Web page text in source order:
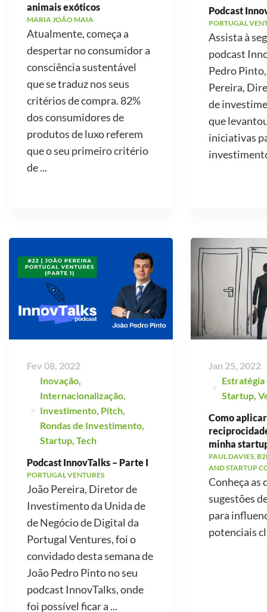
animais exóticos
MARIA JOÃO MAIA
Atualmente, começa a
despertar no consumidor a
consciência sustentável
que se traduz nos seus
critérios de compra. 82%
dos consumidores de
produtos de luxo referem
que o seu primeiro critério
de ...
Podcast
PORTUGAL
Assista à
podcast
Pedro
Pereira,
de
que
iniciativas
Fev 08, 2022
Inovação,
Internacionalização,
Investimento, Pitch,
Rondas de Investimento,
Startup, Tech
Podcast InnovTalks – Parte I
PORTUGAL VENTURES
João Pereira, Diretor de
Investimento da Unida de
de Negócio de Digital da
Portugal Ventures, foi o
convidado desta semana de
João Pedro Pinto no seu
podcast InnovTalks, onde
foi possível ficar a ...
Jan 25, 2022
Startup,
Como
minha
PAUL DAVIES,
AND STARTUP
Conheça as
sugestões
para
potenciais